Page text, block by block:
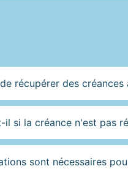
récupérer des créances
il si la créance n'est pas
sont nécessaires